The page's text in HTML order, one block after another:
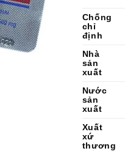
Chống
chỉ
định
Nhà
sản
xuất
Nước
sản
xuất
Xuất
xứ
thương